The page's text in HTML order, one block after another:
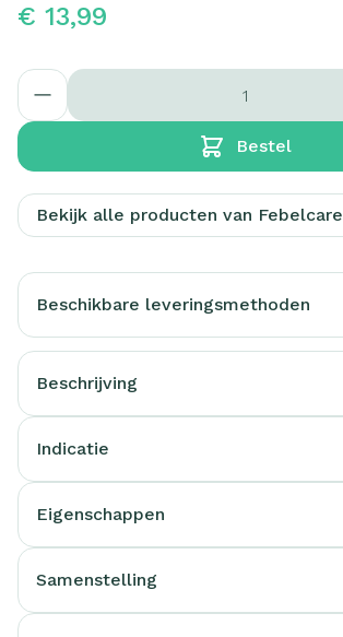
€ 13,99
Aantal
Bestel
Bekijk alle producten van Febelcare
Beschikbare leveringsmethoden
Beschrijving
Indicatie
Eigenschappen
Samenstelling